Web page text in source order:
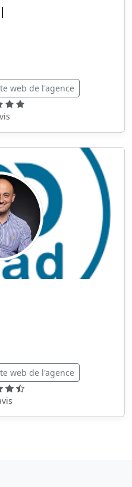
web de l'agence
web de l'agence